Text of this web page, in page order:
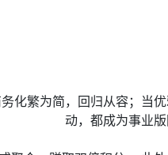
化繁为简，回归从容；当
动，都成为事业